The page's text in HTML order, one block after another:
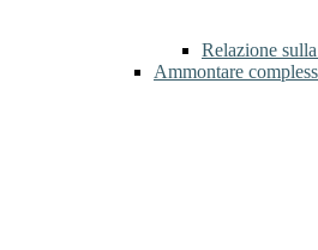
Relazione
Ammontare